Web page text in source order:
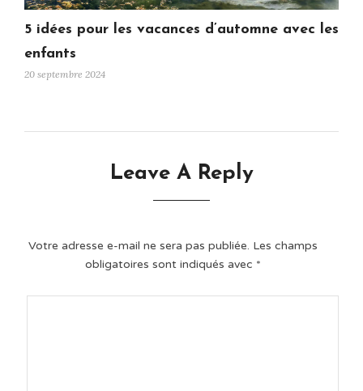
5 idées pour les vacances d’automne avec les
enfants
20 septembre 2024
Leave A Reply
Votre adresse e-mail ne sera pas publiée. Les champs
obligatoires sont indiqués avec *